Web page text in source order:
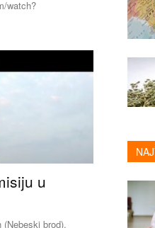
watch?
u
brod),